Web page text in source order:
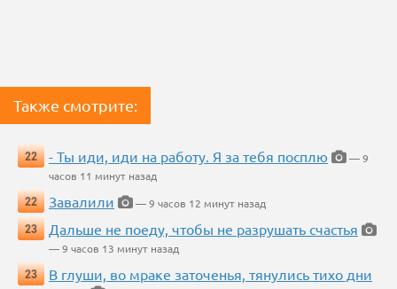
Также смотрите:
22 - Ты иди, иди на работу. Я за тебя посплю
— 9
часов 11 минут назад
22
Завалили
— 9 часов 12 минут назад
23
Дальше не поеду, чтобы не разрушать счастья
— 9 часов 13 минут назад
23
В глуши, во мраке заточенья, тянулись тихо дни